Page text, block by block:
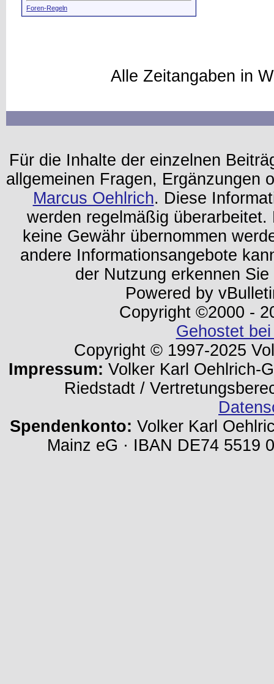
Foren-Regeln
Alle Zeitangaben in
Für die Inhalte der einzelnen
allgemeinen Fragen, Ergänzungen
Marcus Oehlrich. Diese
werden regelmäßig
keine Gewähr übernommen
andere Informationsangebote
der Nutzung erkennen
Powered by
Copyright ©2000 -
Gehostet
Copyright © 1997-2025
Impressum: Volker Karl Oehlrich-
Riedstadt /
Spendenkonto: Volker Karl
Mainz eG · IBAN DE74 5519